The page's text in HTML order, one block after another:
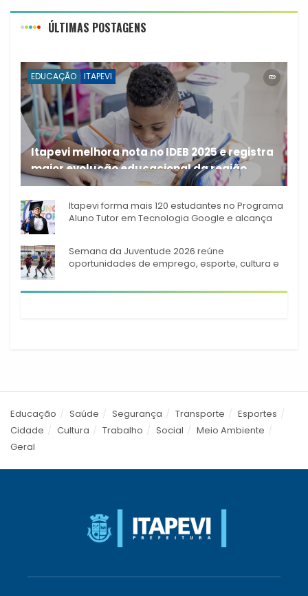
ÚLTIMAS POSTAGENS
EDUCAÇÃO ITAPEVI
Itapevi melhora nota no IDEB 2025 e registra
maior evolução educacional da região
A rede municipal de ensino
Itapevi forma mais 120 estudantes no Programa
Aluno Tutor em Tecnologia Google e alcança
Semana da Juventude 2026 reúne
oportunidades de emprego, esporte, cultura e
Educação Saúde Segurança Transporte
Esportes
Cidade
Cultura Trabalho Social
Meio Ambiente
Geral